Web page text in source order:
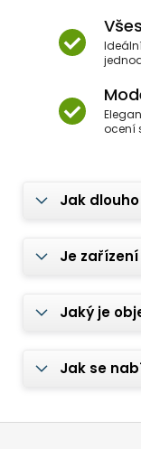
ocení
Jak
Je
Jaký je
Jak se
Z